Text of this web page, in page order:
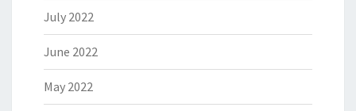
July 2022
June 2022
May 2022